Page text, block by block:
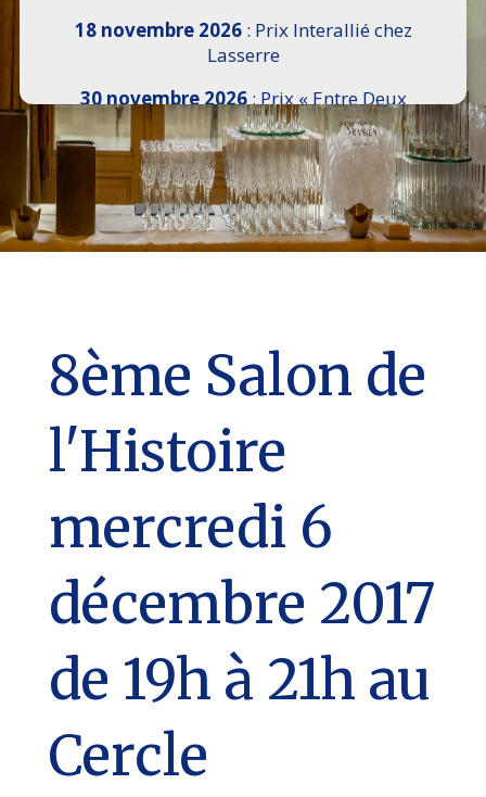
18 novembre 2026: Prix Interallié chez
Lasserre
30 novembre 2026: Prix « Entre Deux
Rives » I Scemi Astutti au Sénat
7 décembre 2026 :16e Salon de l’Histoire de
18h30 à 21h, remise du Prix du Guesclin,
Cercle National des Armées 8 place Saint-
Augustin Paris 8e
8ème Salon de
l'Histoire
mercredi 6
décembre 2017
de 19h à 21h au
Cercle